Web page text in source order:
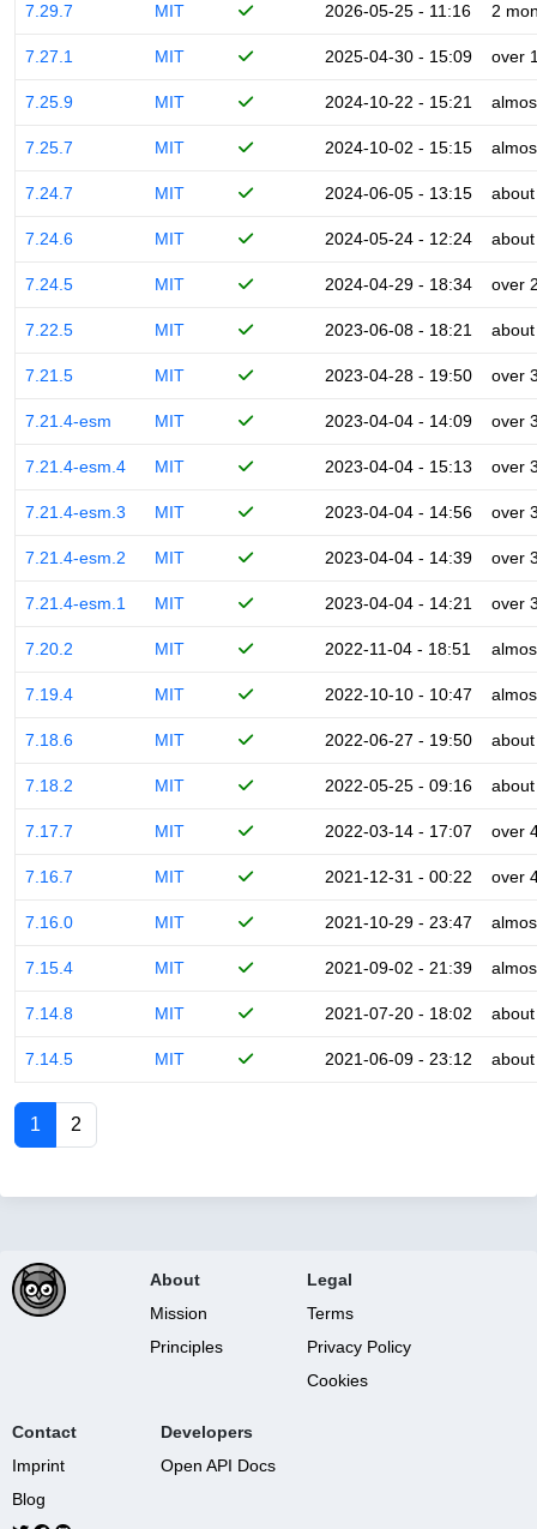
7.29.7 MIT 2026-05-25 - 11:16 2
7.27.1 MIT 2025-04-30 - 15:09 over
7.25.9 MIT 2024-10-22 - 15:21
7.25.7 MIT 2024-10-02 - 15:15
7.24.7 MIT 2024-06-05 - 13:15
7.24.6 MIT 2024-05-24 - 12:24
7.24.5 MIT 2024-04-29 - 18:34 over
7.22.5 MIT 2023-06-08 - 18:21
7.21.5 MIT 2023-04-28 - 19:50 over
7.21.4-esm MIT 2023-04-04 - 14:09 over
7.21.4-esm.4 MIT 2023-04-04 - 15:13 over
7.21.4-esm.3 MIT 2023-04-04 - 14:56 over
7.21.4-esm.2 MIT 2023-04-04 - 14:39 over
7.21.4-esm.1 MIT 2023-04-04 - 14:21 over
7.20.2 MIT 2022-11-04 - 18:51
7.19.4 MIT 2022-10-10 - 10:47
7.18.6 MIT 2022-06-27 - 19:50
7.18.2 MIT 2022-05-25 - 09:16
7.17.7 MIT 2022-03-14 - 17:07 over
7.16.7 MIT 2021-12-31 - 00:22 over
7.16.0 MIT 2021-10-29 - 23:47
7.15.4 MIT 2021-09-02 - 21:39
7.14.8 MIT 2021-07-20 - 18:02
7.14.5 MIT 2021-06-09 - 23:12
1 2
About
Mission
Principles
Legal
Terms
Privacy Policy
Cookies
Contact
Imprint
Blog
Developers
Open API Docs